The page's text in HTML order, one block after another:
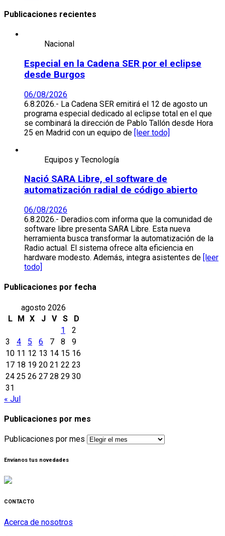
Publicaciones recientes
Nacional
Especial en la Cadena SER por el eclipse
desde Burgos
06/08/2026
6.8.2026.- La Cadena SER emitirá el 12 de agosto un
programa especial dedicado al eclipse total en el que
se combinará la dirección de Pablo Tallón desde Hora
25 en Madrid con un equipo de [leer todo]
Equipos y Tecnología
Nació SARA Libre, el software de
automatización radial de código abierto
06/08/2026
6.8.2026.- Deradios.com informa que la comunidad de
software libre presenta SARA Libre. Esta nueva
herramienta busca transformar la automatización de la
Radio actual. El sistema ofrece alta eficiencia en
hardware modesto. Además, integra asistentes de [leer
todo]
Publicaciones por fecha
agosto 2026
L
M X J V S
D
1
2
3
4 5 6 7 8
9
10 11 12 13 14 15 16
17 18 19 20 21 22 23
24 25 26 27 28 29 30
31
« Jul
Publicaciones por mes
Publicaciones por mes
Envíanos tus novedades
CONTACTO
Acerca de nosotros